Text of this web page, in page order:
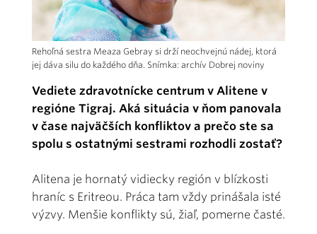
Rehoľná sestra Meaza Gebray si drží neochvejnú nádej, ktorá
jej dáva silu do každého dňa. Snímka: archív Dobrej noviny
Vediete zdravotnícke centrum v Alitene v
regióne Tigraj. Aká situácia v ňom panovala
v čase najväčších konfliktov a prečo ste sa
spolu s ostatnými sestrami rozhodli zostať?
Alitena je hornatý vidiecky región v blízkosti
hraníc s Eritreou. Práca tam vždy prinášala isté
výzvy. Menšie konflikty sú, žiaľ, pomerne časté.